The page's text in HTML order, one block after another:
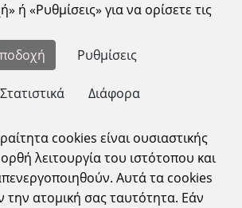
που προσπαθήσατε να δείτε δεν
στη βάση δεδομένων μας.
ή «Ρυθμίσεις» για να ορίσετε τις
Ρυθμίσεις
Στατιστικά
Διάφορα
cookies είναι ουσιαστικής
λειτουργία του ιστότοπου και
Αυτά τα cookies
την ατομική σας ταυτότητα. Εάν